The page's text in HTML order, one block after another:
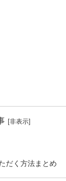
だく方法まとめ